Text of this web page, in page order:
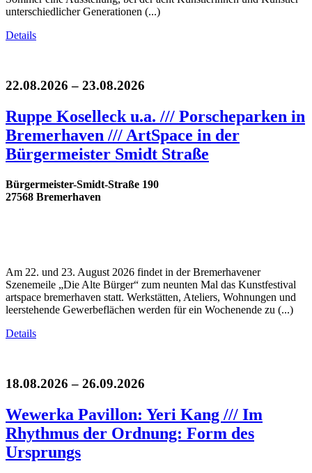
unterschiedlicher Generationen (...)
Details
22.08.2026 – 23.08.2026
Ruppe Koselleck u.a. /// Porscheparken in
Bremerhaven /// ArtSpace in der
Bürgermeister Smidt Straße
Bürgermeister-Smidt-Straße 190
27568 Bremerhaven
Am 22. und 23. August 2026 findet in der Bremerhavener
Szenemeile „Die Alte Bürger“ zum neunten Mal das Kunstfestival
artspace bremerhaven statt. Werkstätten, Ateliers, Wohnungen und
leerstehende Gewerbeflächen werden für ein Wochenende zu (...)
Details
18.08.2026 – 26.09.2026
Wewerka Pavillon: Yeri Kang /// Im
Rhythmus der Ordnung: Form des
Ursprungs